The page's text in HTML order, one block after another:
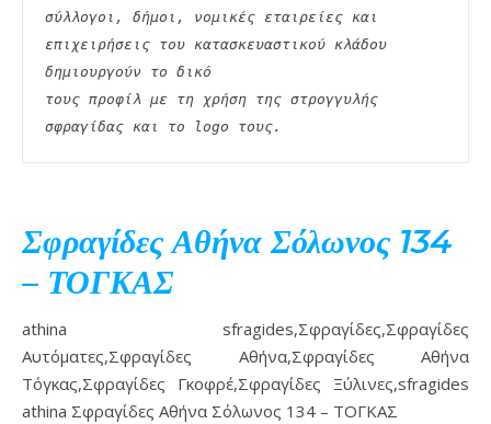
σύλλογοι, δήμοι, νομικές εταιρείες και
επιχειρήσεις του κατασκευαστικού κλάδου
δημιουργούν το δικό
τους προφίλ με τη χρήση της στρογγυλής
σφραγίδας και το logo τους.
Σφραγίδες Αθήνα Σόλωνος 134
– ΤΟΓΚΑΣ
athina sfragides,Σφραγίδες,Σφραγίδες
Αυτόματες,Σφραγίδες Αθήνα,Σφραγίδες Αθήνα
Τόγκας,Σφραγίδες Γκοφρέ,Σφραγίδες Ξύλινες,sfragides
athina Σφραγίδες Αθήνα Σόλωνος 134 – ΤΟΓΚΑΣ